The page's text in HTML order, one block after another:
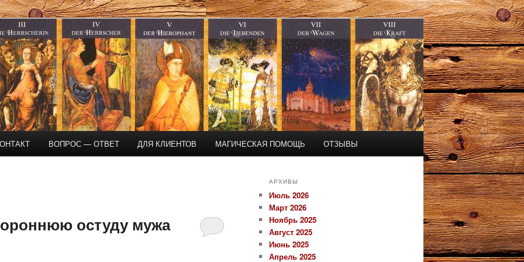
помощь
ВОПРОС — ОТВЕТ ДЛЯ КЛИЕНТОВ МАГИЧЕСКАЯ ПОМОЩЬ ОТЗЫВЫ
остуду мужа
АРХИВЫ
Июль 2026
Март 2026
Ноябрь 2025
Август 2025
Июнь 2025
Апрель 2025